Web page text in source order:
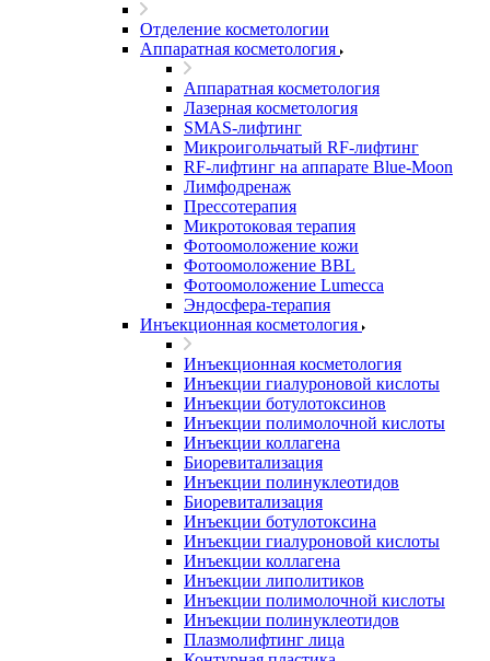
Отделение косметологии
Аппаратная косметология
Аппаратная косметология
Лазерная косметология
SMAS-лифтинг
Микроигольчатый RF-лифтинг
RF-лифтинг на аппарате Blue-Moon
Лимфодренаж
Прессотерапия
Микротоковая терапия
Фотоомоложение кожи
Фотоомоложение BBL
Фотоомоложение Lumecca
Эндосфера-терапия
Инъекционная косметология
Инъекционная косметология
Инъекции гиалуроновой кислоты
Инъекции ботулотоксинов
Инъекции полимолочной кислоты
Инъекции коллагена
Биоревитализация
Инъекции полинуклеотидов
Биоревитализация
Инъекции ботулотоксина
Инъекции гиалуроновой кислоты
Инъекции коллагена
Инъекции липолитиков
Инъекции полимолочной кислоты
Инъекции полинуклеотидов
Плазмолифтинг лица